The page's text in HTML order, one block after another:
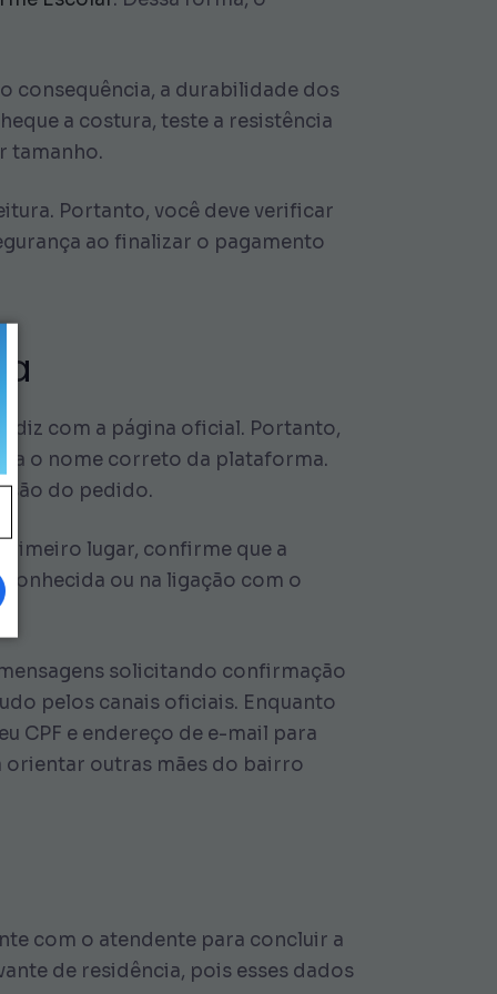
consequência, a durabilidade dos
a costura, teste a resistência
tamanho.
Portanto, você deve verificar
ao finalizar o pagamento
com a página oficial. Portanto,
o nome correto da plataforma.
do pedido.
lugar, confirme que a
ou na ligação com o
solicitando confirmação
pelos canais oficiais. Enquanto
CPF e endereço de e-mail para
orientar outras mães do bairro
com o atendente para concluir a
de residência, pois esses dados